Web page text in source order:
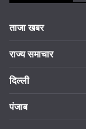
ताजा खबर
राज्य समाचार
दिल्ली
पंजाब